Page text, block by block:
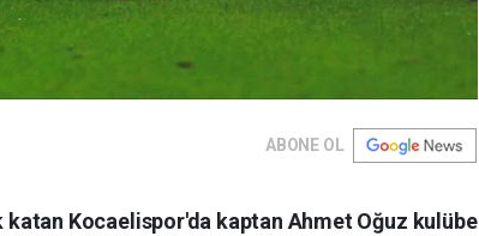
ABONE OL
katan Kocaelispor'da kaptan Ahmet Oğuz kulübe